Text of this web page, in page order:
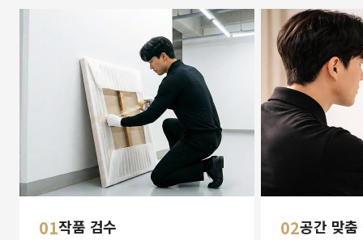
01작품 검수 02공간 맞